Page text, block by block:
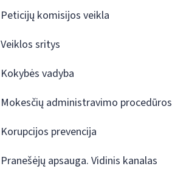
Peticijų komisijos veikla
Veiklos sritys
Kokybės vadyba
Mokesčių administravimo procedūros
Korupcijos prevencija
Pranešėjų apsauga. Vidinis kanalas